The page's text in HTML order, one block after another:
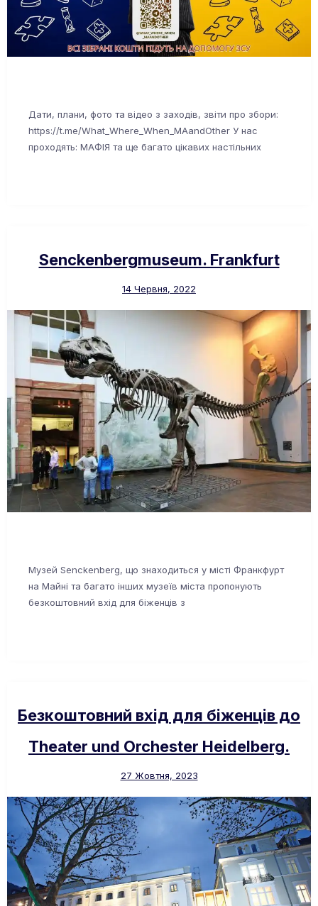
Дати, плани, фото та відео з заходів, звіти про збори:
https://t.me/What_Where_When_MAandOther У нас
проходять: МАФІЯ та ще багато цікавих настільних
Senckenbergmuseum. Frankfurt
14 Червня, 2022
Музей Senckenberg, що знаходиться у місті Франкфурт
на Майні та багато інших музеїв міста пропонують
безкоштовний вхід для біженців з
Безкоштовний вхід для біженців до
Theater und Orchester Heidelberg.
27 Жовтня, 2023